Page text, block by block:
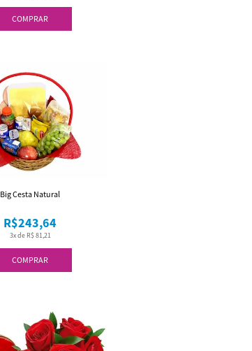
COMPRAR
COMPRAR
3x de R$ 81,21
R$243,64
Big Cesta Natural